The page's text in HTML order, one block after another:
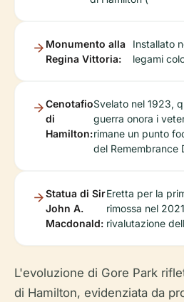
Monumento alla
Regina Vittoria:
Installato
legami
Cenotafio
di
Hamilton:
Svelato nel 1923,
guerra onora i
rimane un punto
del Remembrance
Statua di Sir
John A.
Macdonald:
Eretta per la
rimossa nel
rivalutazione
L'evoluzione di Gore Park
di Hamilton, evidenziata da